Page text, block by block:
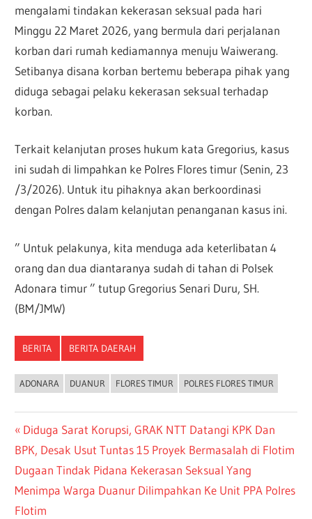
mengalami tindakan kekerasan seksual pada hari
Minggu 22 Maret 2026, yang bermula dari perjalanan
korban dari rumah kediamannya menuju Waiwerang.
Setibanya disana korban bertemu beberapa pihak yang
diduga sebagai pelaku kekerasan seksual terhadap
korban.
Terkait kelanjutan proses hukum kata Gregorius, kasus
ini sudah di limpahkan ke Polres Flores timur (Senin, 23
/3/2026). Untuk itu pihaknya akan berkoordinasi
dengan Polres dalam kelanjutan penanganan kasus ini.
” Untuk pelakunya, kita menduga ada keterlibatan 4
orang dan dua diantaranya sudah di tahan di Polsek
Adonara timur ” tutup Gregorius Senari Duru, SH.
(BM/JMW)
BERITA BERITA DAERAH
ADONARA DUANUR FLORES TIMUR POLRES FLORES TIMUR
Diduga Sarat Korupsi, GRAK NTT Datangi KPK Dan
BPK, Desak Usut Tuntas 15 Proyek Bermasalah di Flotim
Dugaan Tindak Pidana Kekerasan Seksual Yang
Menimpa Warga Duanur Dilimpahkan Ke Unit PPA Polres
Flotim